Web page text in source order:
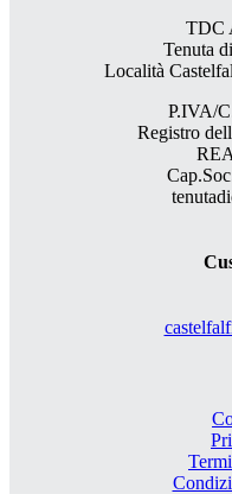
TDC
Tenuta
Località
P.IVA/
Registro